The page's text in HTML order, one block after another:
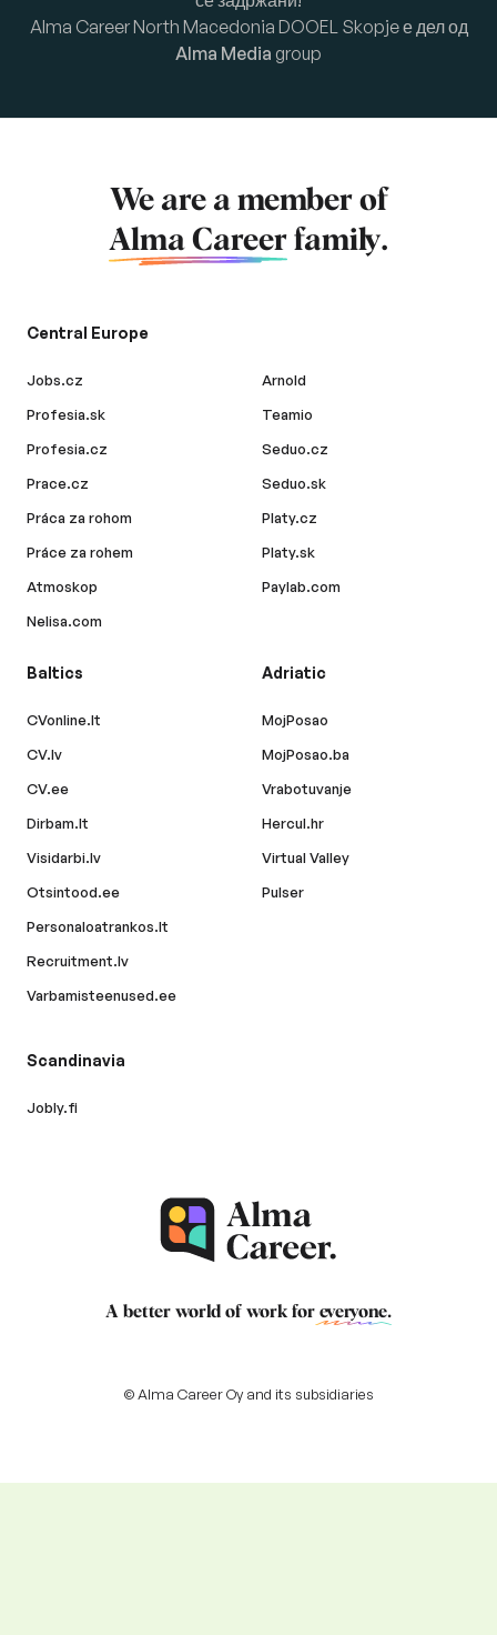
Alma Career North Macedonia DOOEL Skopje е дел од
Alma Media group
We are a member of
Alma Career family.
Central Europe
Jobs.cz
Profesia.sk
Profesia.cz
Prace.cz
Práca za rohom
Práce za rohem
Atmoskop
Nelisa.com
Arnold
Teamio
Seduo.cz
Seduo.sk
Platy.cz
Platy.sk
Paylab.com
Baltics
CVonline.lt
CV.lv
CV.ee
Dirbam.lt
Visidarbi.lv
Otsintood.ee
Personaloatrankos.lt
Recruitment.lv
Varbamisteenused.ee
Adriatic
MojPosao
MojPosao.ba
Vrabotuvanje
Hercul.hr
Virtual Valley
Pulser
Scandinavia
Jobly.fi
A better world of work for everyone.
© Alma Career Oy and its subsidiaries